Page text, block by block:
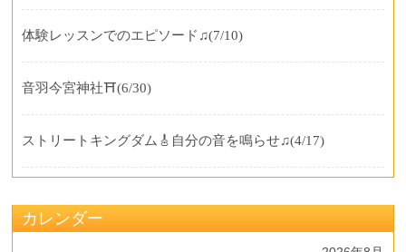
体験レッスンでのエピソード♫(7/10)
音羽今宮神社⛩️(6/30)
ストリートキングダム🎸自分の音を鳴らせ♫(4/17)
カレンダー